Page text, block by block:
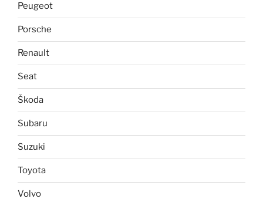
Peugeot
Porsche
Renault
Seat
Škoda
Subaru
Suzuki
Toyota
Volvo